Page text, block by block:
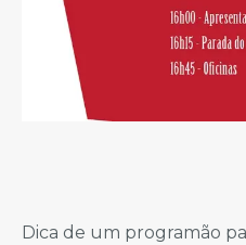
Dica de um programão